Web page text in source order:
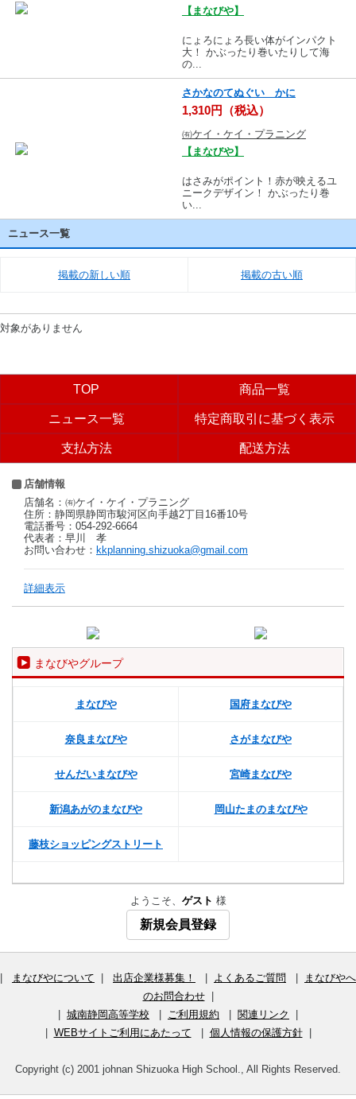
【まなびや】
にょろにょろ長い体がインパクト
大！ かぶったり巻いたりして海
の...
さかなのてぬぐい かに
1,310円（税込）
㈲ケイ・ケイ・プラニング
【まなびや】
はさみがポイント！赤が映えるユ
ニークデザイン！ かぶったり巻
い...
ニュース一覧
掲載の新しい順 掲載の古い順
対象がありません
TOP 商品一覧
ニュース一覧 特定商取引に基づく表示
支払方法 配送方法
店舗情報
店舗名：㈲ケイ・ケイ・プラニング
住所：静岡県静岡市駿河区向手越2丁目16番10号
電話番号：054-292-6664
代表者：早川 孝
お問い合わせ： kkplanning.shizuoka@gmail.com
詳細表示
まなびやグループ
まなびや 国府まなびや
奈良まなびや さがまなびや
せんだいまなびや 宮崎まなびや
新潟あがのまなびや 岡山たまのまなびや
藤枝ショッピングストリート
ようこそ、 ゲスト 様
新規会員登録
まなびやについて 出店企業様募集！ よくあるご質問
まなびやへ
のお問合わせ|
城南静岡高等学校 ご利用規約 関連リンク
WEBサイトご利用にあたって 個人情報の保護方針|
Copyright (c) 2001 johnan Shizuoka High School., All Rights Reserved.